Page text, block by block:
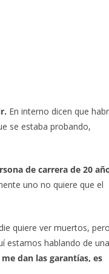
En interno dicen que
se estaba probando,
de carrera de 20
uno no quiere que el
quiere ver muertos, pero
estamos hablando de una
dan las garantías, es